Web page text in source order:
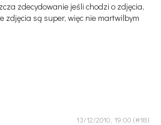
zdecydowanie jeśli chodzi o zdjęcia,
zdjęcia są super, więc nie martwilbym
13/12/2010, 19:00